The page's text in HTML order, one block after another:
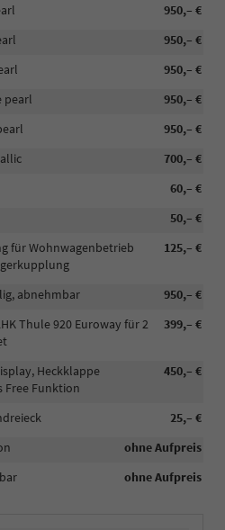
950,– €
950,– €
950,– €
950,– €
pearl
950,– €
700,– €
60,– €
50,– €
125,– €
für Wohnwagenbetrieb
950,– €
abnehmbar
399,– €
Thule 920 Euroway für 2
450,– €
Heckklappe
Free Funktion
25,– €
ohne Aufpreis
ohne Aufpreis